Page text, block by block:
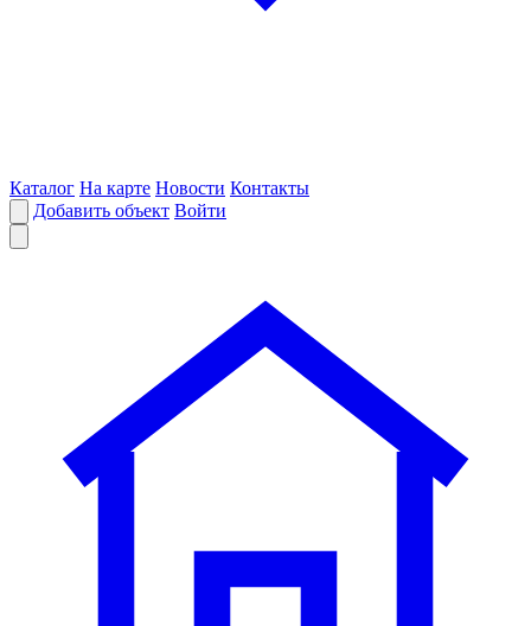
Каталог На карте Новости Контакты
Добавить объект Войти